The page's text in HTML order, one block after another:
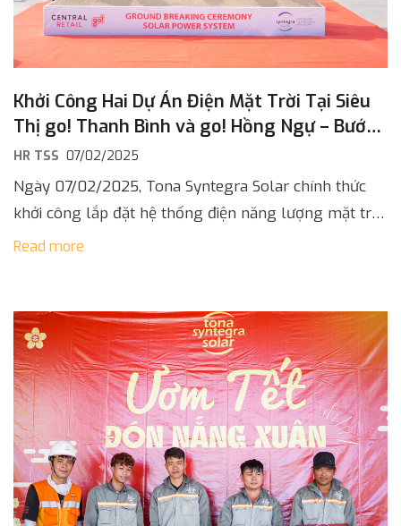
Khởi Công Hai Dự Án Điện Mặt Trời Tại Siêu
Thị go! Thanh Bình và go! Hồng Ngự – Bước
Tiến Của Central Retail Trên Hành Trình Net
Zero
HR TSS 07/02/2025
Ngày 07/02/2025, Tona Syntegra Solar chính thức
khởi công lắp đặt hệ thống điện năng lượng mặt trời
tại hai siêu thị go! Thanh Bình (Đồng Tháp) và go!
Read more